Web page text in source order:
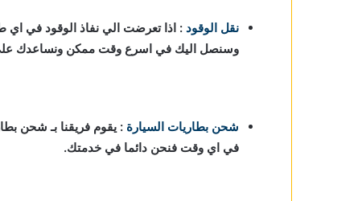
نقل الوقود : اذا تعرضت الي نفاذ الوقود في اي
وسنصل اليك في اسرع وقت ممكن ونساعدك علي
شحن بطاريات السيارة : يقوم فريقنا بـ شحن
في اي وقت فنحن دائما في خدمتك.